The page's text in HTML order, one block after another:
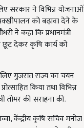
सरकार ने विभिन्न योजनाओं
को बढ़ावा देने के
ने कहा कि प्रधानमंत्री
छूट देकर कृषि कार्य को
गुजरात राज्य का चयन
किया तथा विभिन्न
तोमर की सराहना की.
केंद्रीय कृषि सचिव मनोज